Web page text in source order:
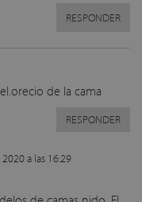
RESPONDER
de la cama
RESPONDER
a las 16:29